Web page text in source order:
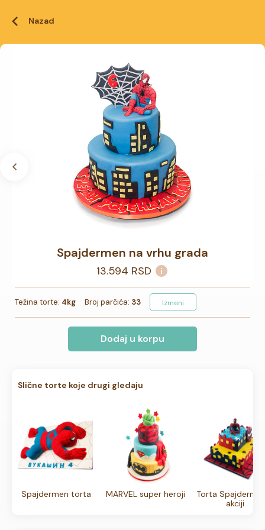
Nazad
Spajdermen na vrhu grada
13.594 RSD
Težina torte: 4kg Broj parčića: 33 Izmeni
Dodaj u korpu
Slične torte koje drugi gledaju
Spajdermen torta MARVEL super heroji
Torta
akciji